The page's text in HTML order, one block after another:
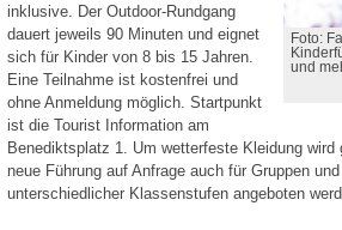
Foto:
und
inklusive. Der Outdoor-Rundgang
dauert jeweils 90 Minuten und eignet
sich für Kinder von 8 bis 15 Jahren.
Eine Teilnahme ist kostenfrei und
ohne Anmeldung möglich. Startpunkt
ist die Tourist Information am
Benediktsplatz 1. Um wetterfeste Kleidung
neue Führung auf Anfrage auch für Gruppen
unterschiedlicher Klassenstufen angeboten